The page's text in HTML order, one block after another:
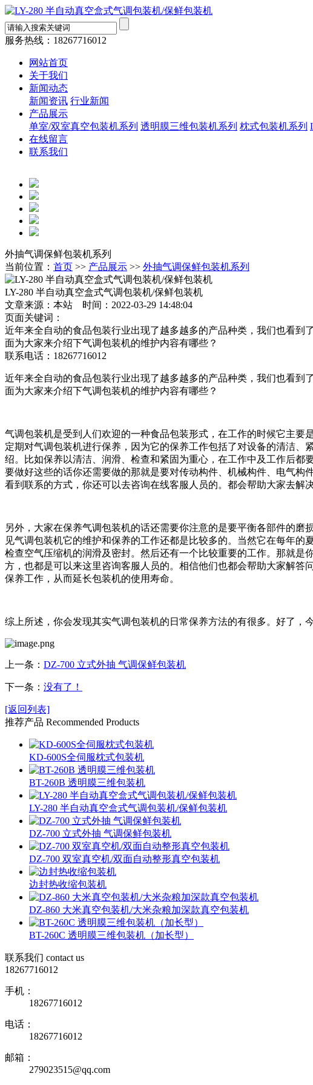
服务热线： 18267716012
网站首页
关于我们
新闻动态
新闻资讯 行业新闻
产品展示
单室/双室真空包装机系列 透明膜三维包装机系列 枕式包装机系列
在线留言
联系我们
外抽气调保鲜包装机系列
当前位置： 首页 >> 产品展示 >> 外抽气调保鲜包装机系列
LY-280 半自动真空盒式气调包装机/保鲜包装机
文章来源：本站 时间：2022-03-29 14:48:04
页面关键词：
近年来全自动的食品包装行业出现了越多越多的产品种类，我们也看
面为大家来介绍下气调包装机的维护内容有哪些？
联系电话： 18267716012
近年来全自动的食品包装行业出现了越多越多的产品种类，我们也看
面为大家来介绍下气调包装机的维护内容有哪些？
气调包装机是受到人们欢迎的一种食品包装形式，在工作的时候它主
定期对气调包装机进行保养，因为它的保养工作包括了对设备的清洁
绍。比如保养以清洁、润滑、检查和紧固为重心，在工作中及工作后
要做好这些的话你还需要做的那就是要对传动构件、机械构件、电气
看到联系的方式，你还可以去咨询在线客服人员的。都会帮助大家去解
另外，大家在保养气调包装机的话还需要你注意的是要平衡各部件的
见气调包装机它的维护和保养的工作还都是比较多的。当然它在每年
检查空气压缩机的润滑及密封。然后还有一个比较重要的工作。那就
方，也都是可以来这里咨询客服人员的。相信他们也都会帮助大家解
保养工作，从而延长包装机的使用寿命。
综上所述，你会发现其实气调包装机的日常保养方法的有很多。好了，
上一条： DZ-700 立式外抽 气调保鲜包装机
下一条： 没有了！
[返回列表]
推荐产品 Recommended Products
KD-600S全伺服枕式包装机
BT-260B 透明膜三维包装机
LY-280 半自动真空盒式气调包装机/保鲜包装机
DZ-700 立式外抽 气调保鲜包装机
DZ-700 双室真空机/双面自动整形真空包装机
边封热收缩包装机
DZ-860 大米真空包装机/大米杂粮加深款真空包装机
BT-260C 透明膜三维包装机（加长型）
联系我们 contact us
18267716012
手机：
18267716012
电话：
18267716012
邮箱：
279023515@qq.com